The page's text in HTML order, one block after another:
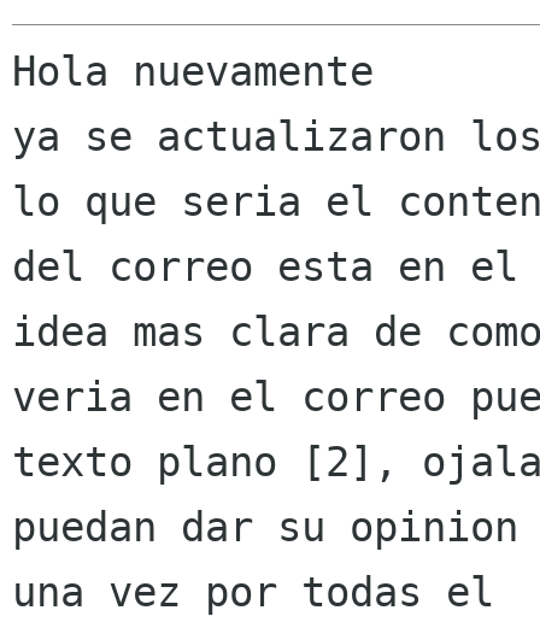
﻿Hola nuevamente
ya se actualizaron
lo que seria el
del correo esta en
idea mas clara de
veria en el correo
texto plano [2],
puedan dar su
una vez por todas el